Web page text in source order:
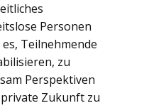
Personen
Teilnehmende
zu
Perspektiven
Zukunft zu